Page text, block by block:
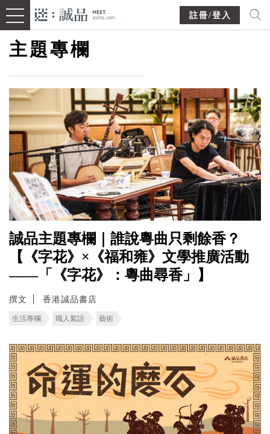
註冊/登入
主題專欄
誠品主題專欄｜誰說粵曲只剩餘香？
【《字花》×《福和雍》文學推廣活動
——「《字花》：粵曲尋香」】
撰文 香港誠品書店
生活專欄 職人絮語 藝術